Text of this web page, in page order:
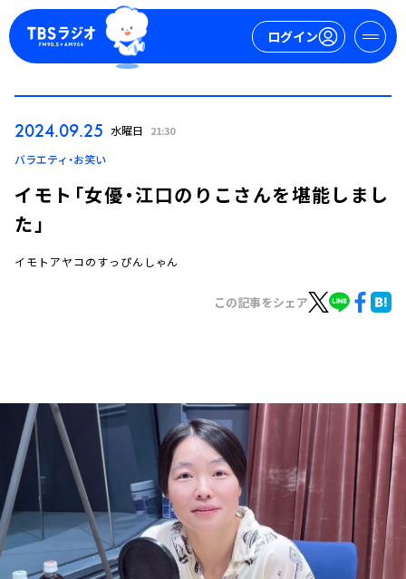
ログイン
ログイン
お知らせ
イベント・グッズ
YouTube
会社情報
2024.09.25 水曜日 21:30
バラエティ・お笑い
イモト「女優・江口のりこさんを堪能しまし
た」
イモトアヤコのすっぴんしゃん
この記事をシェア